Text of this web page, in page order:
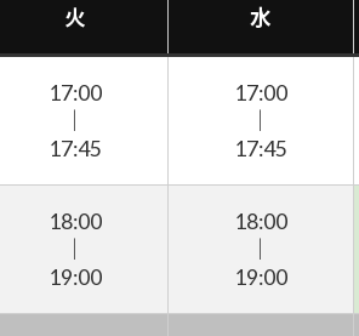
火 水
17:00
17:45
17:00
17:45
18:00
19:00
18:00
19:00